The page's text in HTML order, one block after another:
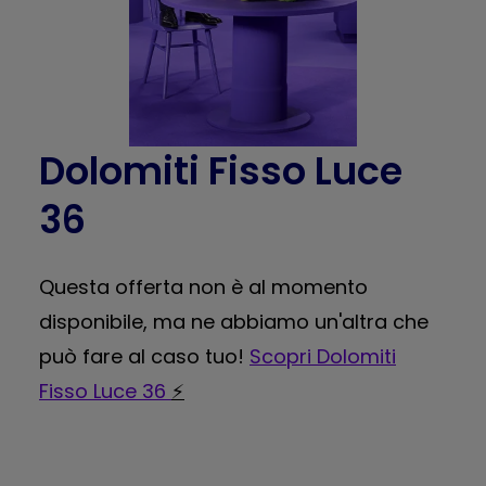
Dolomiti Fisso Luce
36
Questa offerta non è al momento
disponibile, ma ne abbiamo un'altra che
può fare al caso tuo! Scopri Dolomiti
Fisso Luce 36 ⚡